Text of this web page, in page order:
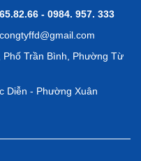
- 0984. 957. 333
Trần Bình, Phường Từ
Diễn - Phường Xuân